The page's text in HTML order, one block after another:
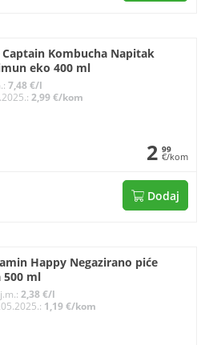
Captain Kombucha Napitak
eko 400 ml
7,48 €/l
2,99 €/kom
2 99
€/kom
Dodaj
Happy Negazirano piće
500 ml
2,38 €/l
1,19 €/kom